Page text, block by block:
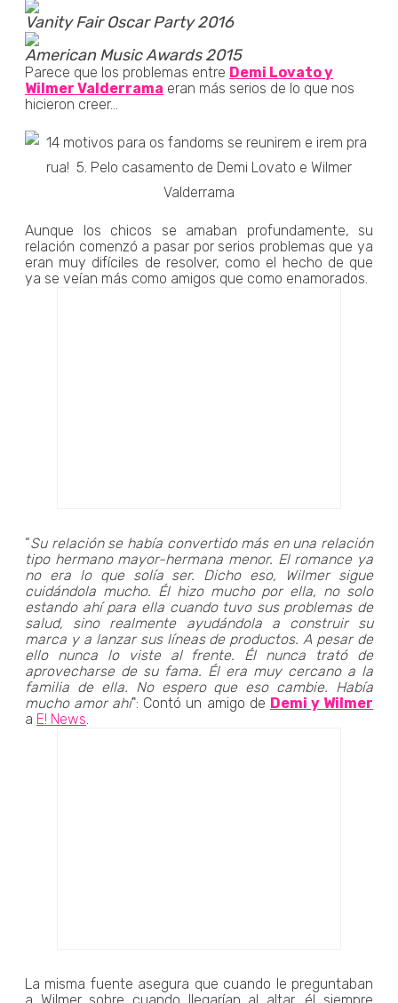
Vanity Fair Oscar Party 2016
American Music Awards 2015
Parece que los problemas entre Demi Lovato y
Wilmer Valderrama eran más serios de lo que nos
hicieron creer...
Aunque los chicos se amaban profundamente, su
relación comenzó a pasar por serios problemas que ya
eran muy difíciles de resolver, como el hecho de que
ya se veían más como amigos que como enamorados.
“Su relación se había convertido más en una relación
tipo hermano mayor-hermana menor. El romance ya
no era lo que solía ser. Dicho eso, Wilmer sigue
cuidándola mucho. Él hizo mucho por ella, no solo
estando ahí para ella cuando tuvo sus problemas de
salud, sino realmente ayudándola a construir su
marca y a lanzar sus líneas de productos. A pesar de
ello nunca lo viste al frente. Él nunca trató de
aprovecharse de su fama. Él era muy cercano a la
familia de ella. No espero que eso cambie. Había
mucho amor ahí": Contó un amigo de Demi y Wilmer
a E! News
La misma fuente asegura que cuando le preguntaban
a Wilmer sobre cuando llegarían al altar, él siempre